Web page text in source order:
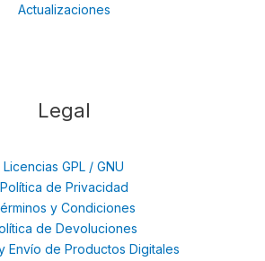
Actualizaciones
Legal
Licencias GPL / GNU
Política de Privacidad
y Condiciones
de Devoluciones
Envío de Productos Digitales